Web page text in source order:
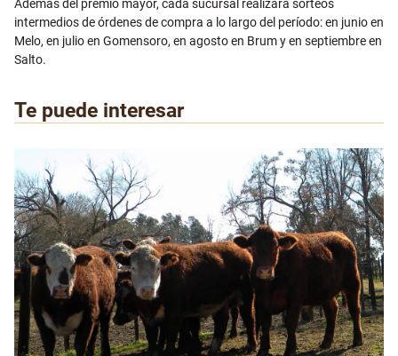
Además del premio mayor, cada sucursal realizará sorteos
intermedios de órdenes de compra a lo largo del período: en junio en
Melo, en julio en Gomensoro, en agosto en Brum y en septiembre en
Salto.
Te puede interesar